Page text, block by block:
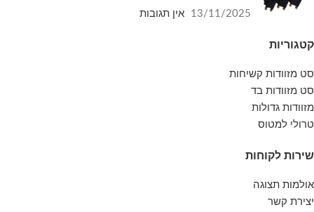
13/11/2025 אין תגובות
קטגוריות
סט מזוודות קשיחות
סט מזוודות בד
מזוודות גדולות
טרולי למטוס
שירות לקוחות
אולמות תצוגה
יצירת קשר